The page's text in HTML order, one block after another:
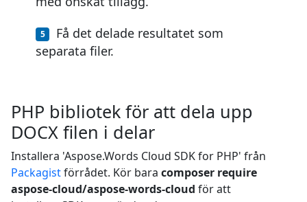
Få det delade resultatet som
separata filer.
PHP bibliotek för att dela upp
DOCX filen i delar
Installera 'Aspose.Words Cloud SDK for PHP' från
Packagistförrådet. Kör bara composer require
aspose-cloud/aspose-words-cloud för att